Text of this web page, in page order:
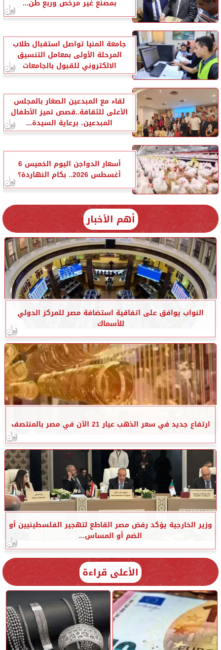
بمصنع غير مرخص وربع طن...
جامعة المنيا تواصل استقبال طلاب
المرحلة الأولى بمعامل التنسيق
الالكتروني للقبول بالجامعات
لقاء مع المبدعين الصغار بالمجلس
الأعلى للثقافة..قصص تميز الأطفال
المبدعين، برعاية السيدة...
أسعار الدواجن اليوم الخميس 6
أغسطس 2026.. بكام النهاردة؟
أهم الأخبار
النواب يوافق على اتفاقية استضافة مصر للمركز الدولي
للأسماك
ارتفاع جديد في سعر الذهب عيار 21 الآن في مصر بالمنتصف
وزير الخارجية يؤكد رفض مصر القاطع لتهجير الفلسطينيين أو
الضم أو المساس...
الأعلى قراءة